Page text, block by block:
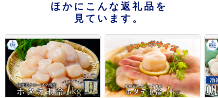
ほかにこんな返礼品を
見ています。